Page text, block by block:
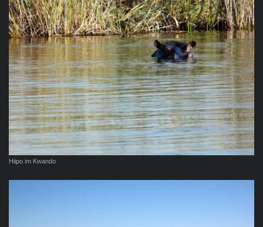
Hiipo im Kwando